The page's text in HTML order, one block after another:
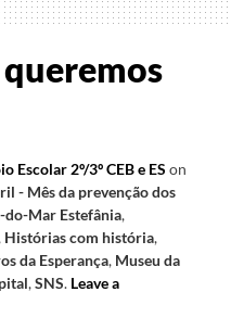
Escolar 2º/3º CEB e ES on
- Mês da prevenção dos
do-Mar Estefânia,
Histórias com história,
da Esperança, Museu da
,SNS. Leave a